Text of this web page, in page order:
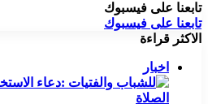
تابعنا على فيسبوك
تابعنا على فيسبوك
الاكثر قراءة
اخبار